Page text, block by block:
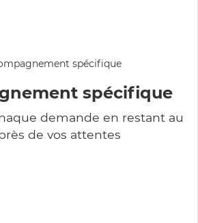
spécifique
demande en restant au
de vos attentes